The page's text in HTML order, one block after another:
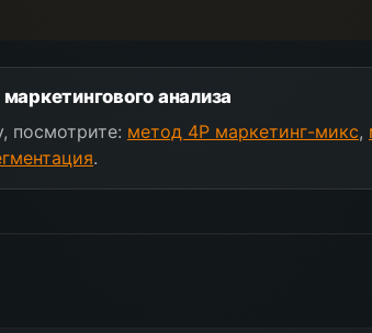
анализа
посмотрите: метод 4P маркетинг-микс,
.